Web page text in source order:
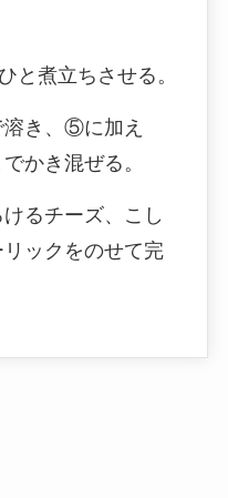
と煮立ちさせる。
溶き、⑤に加え
かき混ぜる。
るチーズ、こし
ックをのせて完